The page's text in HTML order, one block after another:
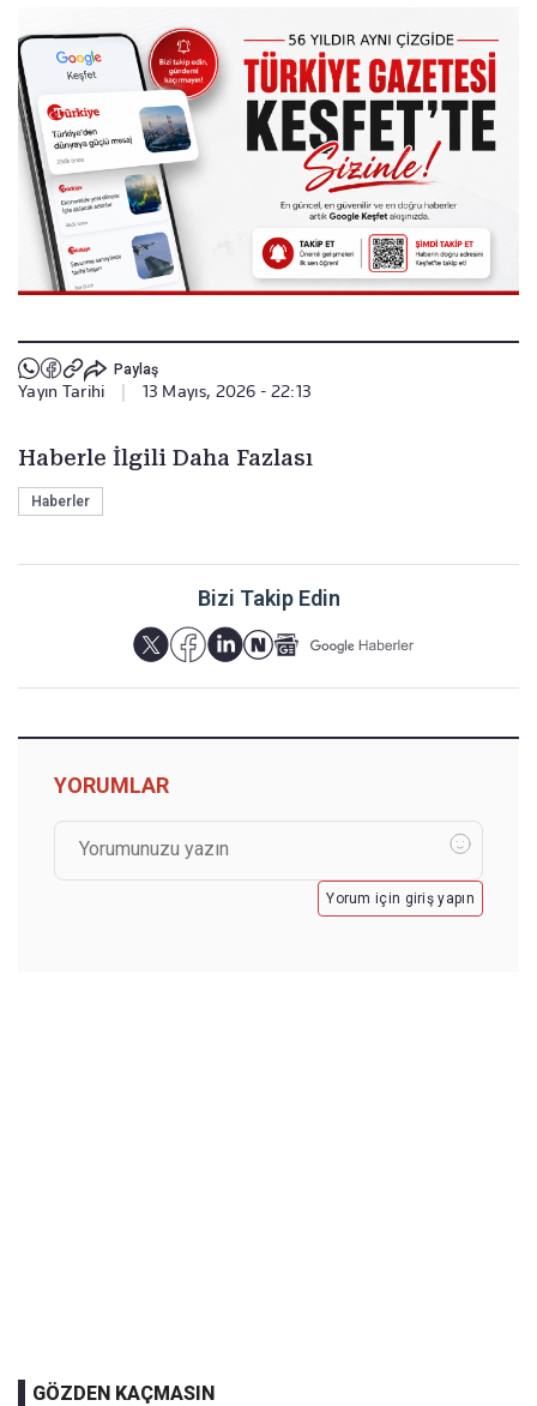
Paylaş
Yayın Tarihi 13 Mayıs, 2026 - 22:13
Haberle İlgili Daha Fazlası
Haberler
Bizi Takip Edin
YORUMLAR
Yorum için giriş yapın
GÖZDEN KAÇMASIN